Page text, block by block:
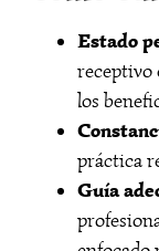
Estado
receptivo
los
práctica
Guía